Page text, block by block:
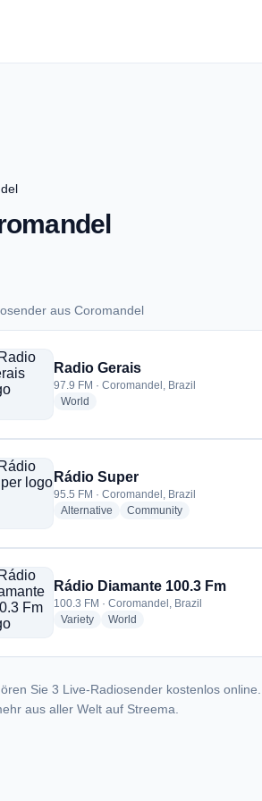
aus Coromandel
aus Coromandel
Radio Gerais
97.9 FM · Coromandel, Brazil
World
Rádio Super
95.5 FM · Coromandel, Brazil
Alternative radio stations
Communityradio stations
Rádio Diamante 100.3 Fm
100.3 FM · Coromandel, Brazil
Varietyradio stations
World
Sie 3 Live-Radiosender kostenlos
aus aller Welt auf Streema.